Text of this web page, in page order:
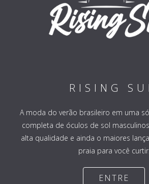
RISING
A moda do verão brasileiro em uma
completa de óculos de sol
alta qualidade e ainda o maiores
praia para você curtir.
ENTRE